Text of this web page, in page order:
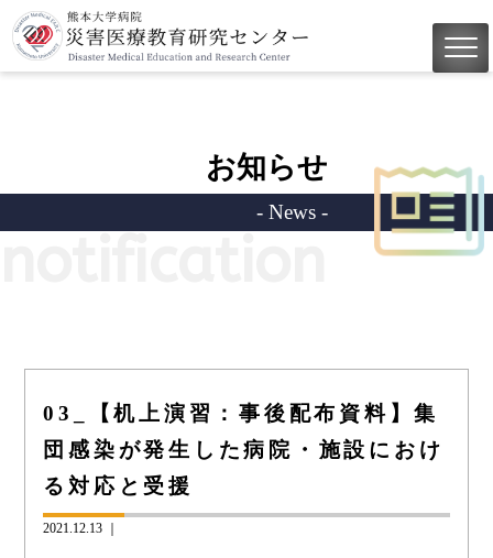
お知らせ
- News -
03_【机上演習：事後配布資料】集
団感染が発生した病院・施設におけ
る対応と受援
2021.12.13 ｜